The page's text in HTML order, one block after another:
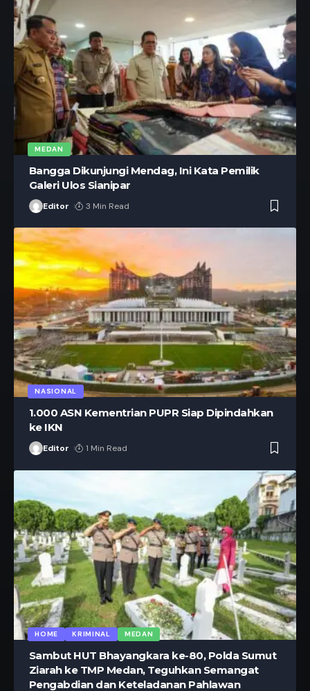
MEDAN
Bangga Dikunjungi Mendag, Ini Kata Pemilik
Galeri Ulos Sianipar
Editor 3 Min Read
NASIONAL
1.000 ASN Kementrian PUPR Siap Dipindahkan
ke IKN
Editor 1 Min Read
HOME KRIMINAL MEDAN
Sambut HUT Bhayangkara ke-80, Polda Sumut
Ziarah ke TMP Medan, Teguhkan Semangat
Pengabdian dan Keteladanan Pahlawan